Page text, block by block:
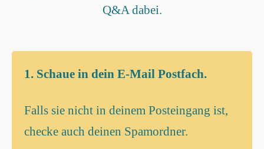
Q&A dabei.
1. Schaue in dein E-Mail Postfach.
Falls sie nicht in deinem Posteingang ist,
checke auch deinen Spamordner.